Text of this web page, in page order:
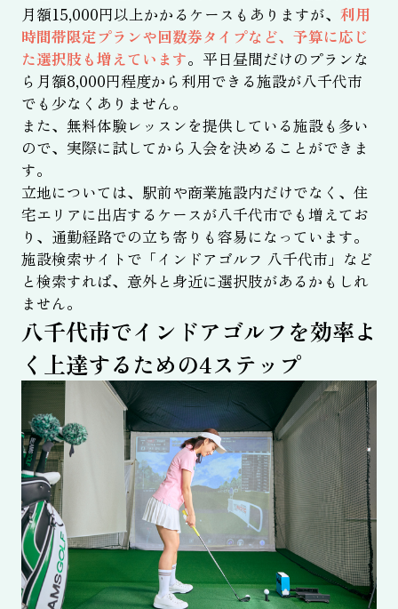
月額15,000円以上かかるケースもありますが、 利用
時間帯限定プランや回数券タイプなど、予算に応じ
た選択肢も増えています。平日昼間だけのプランな
ら月額8,000円程度から利用できる施設が八千代市
でも少なくありません。
また、無料体験レッスンを提供している施設も多い
ので、実際に試してから入会を決めることができま
す。
立地については、駅前や商業施設内だけでなく、住
宅エリアに出店するケースが八千代市でも増えてお
り、通勤経路での立ち寄りも容易になっています。
施設検索サイトで「インドアゴルフ 八千代市」など
と検索すれば、意外と身近に選択肢があるかもしれ
ません。
八千代市でインドアゴルフを効率よ
く上達するための4ステップ